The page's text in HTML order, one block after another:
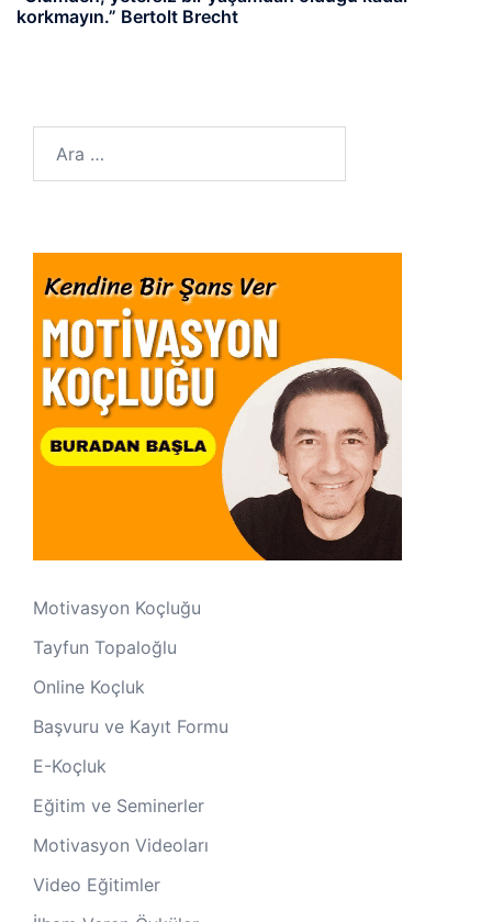
korkmayın.” Bertolt Brecht
Motivasyon Koçluğu
Tayfun Topaloğlu
Online Koçluk
Başvuru ve Kayıt Formu
E-Koçluk
Eğitim ve Seminerler
Motivasyon Videoları
Video Eğitimler